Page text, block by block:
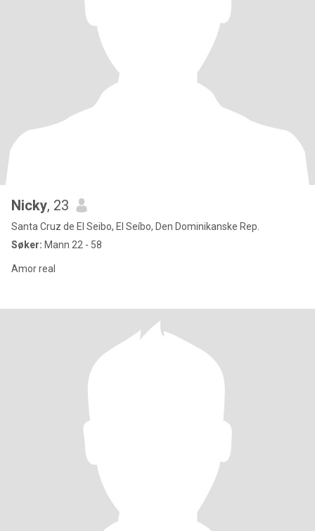
Nicky, 23
Santa Cruz de El Seibo, El Seíbo, Den Dominikanske Rep.
Søker: Mann 22 - 58
Amor real